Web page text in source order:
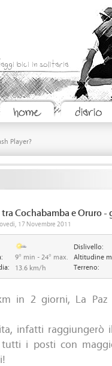
bici in solitaria
Player?
Cochabamba e Oruro -
17 Novembre 2011
9° min - 24° max.
13.6 km/h
Dislivello:
Altitudine
Terreno:
in 2 giorni, La Paz
infatti raggiungerò
tutti i posti con